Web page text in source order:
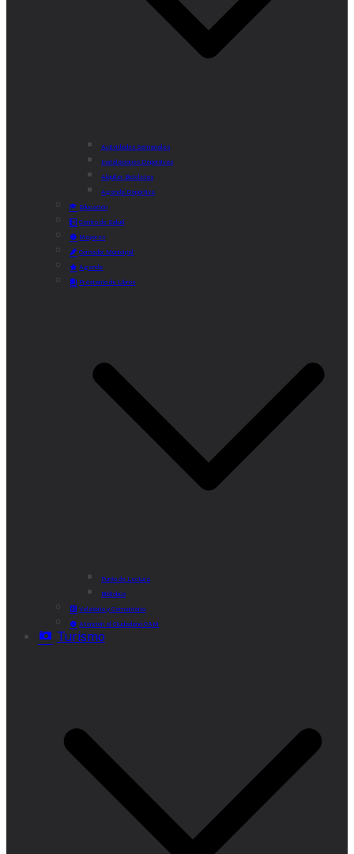
Actividades Semanales
Instalaciones Deportivas
Alquiler Bicicletas
Agenda Deportiva
Educación
Centro de Salud
Mayores
Comedor Municipal
Agenda
Préstamo de Libros
Punto de Lectura
Bibliobús
Velatorio y Cementerio
Atención al Ciudadano CAM
Turismo